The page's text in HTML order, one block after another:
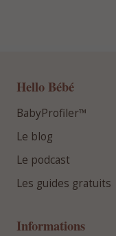
Hello Bébé
BabyProfiler™
Le blog
Le podcast
Les guides gratuits
Informations